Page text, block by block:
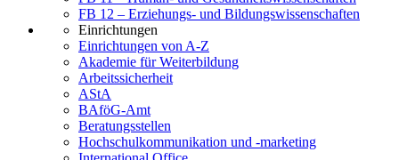
FB 12 – Erziehungs- und Bildungswissenschaften
Einrichtungen
Einrichtungen von A-Z
Akademie für Weiterbildung
Arbeitssicherheit
AStA
BAföG-Amt
Beratungsstellen
Hochschulkommunikation und -marketing